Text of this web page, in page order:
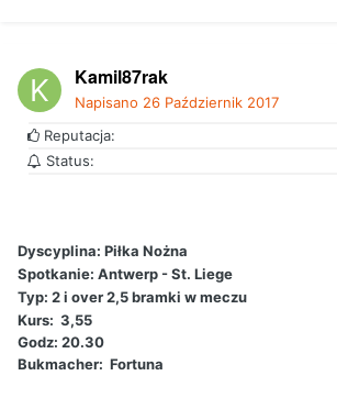
Kamil87rak
Napisano 26 Październik 2017
Reputacja:
Status:
Dyscyplina: Piłka Nożna
Spotkanie: Antwerp - St. Liege
Typ: 2 i over 2,5 bramki w meczu
Kurs: 3,55
Godz: 20.30
Bukmacher: Fortuna